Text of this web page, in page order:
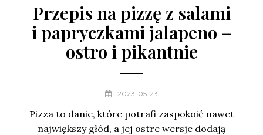
Przepis na pizzę z salami
i papryczkami jalapeno –
ostro i pikantnie
2023-05-23
Pizza to danie, które potrafi zaspokoić nawet
największy głód, a jej ostre wersje dodają